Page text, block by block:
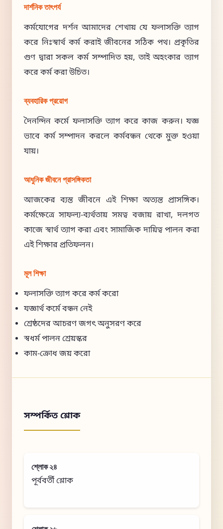
দার্শনিক তাৎপর্য
কর্মযোগের দর্শন আমাদের শেখায় যে ফলাসক্তি ত্যাগ
করে নিঃস্বার্থ কর্ম করাই জীবনের সঠিক পথ। প্রকৃতির
গুণ দ্বারা সকল কর্ম সম্পাদিত হয়, তাই অহংকার ত্যাগ
করে কর্ম করা উচিত।
ব্যবহারিক প্রয়োগ
দৈনন্দিন কর্মে ফলাসক্তি ত্যাগ করে কাজ করুন। যজ্ঞ
ভাবে কর্ম সম্পাদন করলে কর্মবন্ধন থেকে মুক্ত হওয়া
যায়।
আধুনিক জীবনে প্রাসঙ্গিকতা
আজকের ব্যস্ত জীবনে এই শিক্ষা অত্যন্ত প্রাসঙ্গিক।
কর্মক্ষেত্রে সাফল্য-ব্যর্থতায় সমত্ব বজায় রাখা, দলগত
কাজে স্বার্থ ত্যাগ করা এবং সামাজিক দায়িত্ব পালন করা
এই শিক্ষার প্রতিফলন।
মূল শিক্ষা
ফলাসক্তি ত্যাগ করে কর্ম করো
যজ্ঞার্থ কর্মে বন্ধন নেই
শ্রেষ্ঠদের আচরণ জগৎ অনুসরণ করে
স্বধর্ম পালন শ্রেয়স্কর
কাম-ক্রোধ জয় করো
সম্পর্কিত শ্লোক
শ্লোক ২৪
পূর্ববর্তী শ্লোক